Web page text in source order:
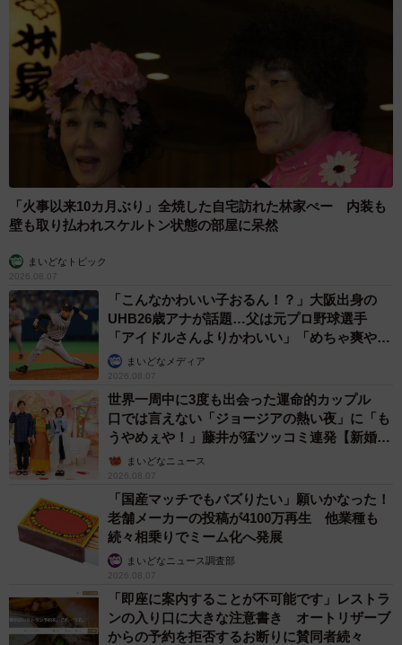
「火事以来10カ月ぶり」全焼した自宅訪れた林家ぺー 内装も
壁も取り払われスケルトン状態の部屋に呆然
まいどなトピック
2026.08.07
「こんなかわいい子おるん！？」大阪出身の
UHB26歳アナが話題…父は元プロ野球選手
「アイドルさんよりかわいい」「めちゃ爽や
か」まいどなメディア
2026.08.07
世界一周中に3度も出会った運命的カップル
口では言えない「ジョージアの熱い夜」に「も
うやめぇや！」藤井が猛ツッコミ連発【新婚さ
ん】まいどなニュース
2026.08.07
「国産マッチでもバズりたい」願いかなった！
老舗メーカーの投稿が4100万再生 他業種も
続々相乗りでミーム化へ発展
まいどなニュース調査部
2026.08.07
「即座に案内することが不可能です」レストラ
ンの入り口に大きな注意書き オートリザーブ
からの予約を拒否するお断りに賛同者続々